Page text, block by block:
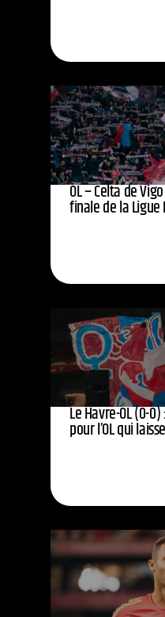
OL – Celta de
finale de la Ligue
Le Havre-OL (0-
pour l’OL qui